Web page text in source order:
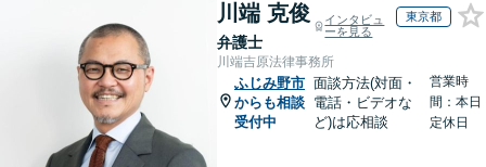
川端 克俊
弁護士
インタビュ
ーを見る
東京都
川端吉原法律事務所
ふじみ野市
からも相談
受付中
面談方法(対面・
電話・ビデオな
ど)は応相談
営業時
間：本日
定休日